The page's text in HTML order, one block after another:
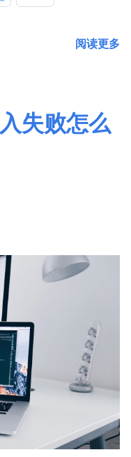
阅读更多
失败怎么